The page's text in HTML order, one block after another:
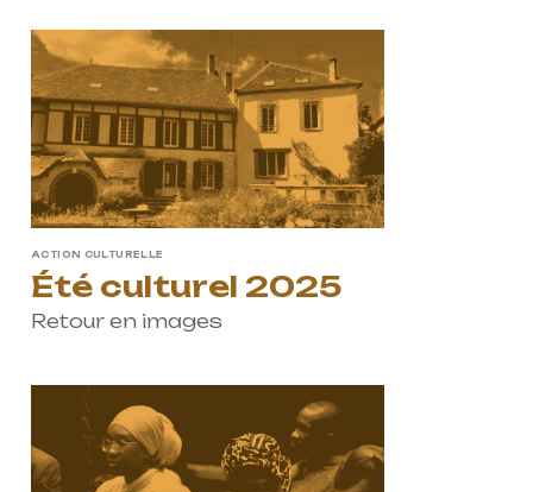
ACTION CULTURELLE
Été culturel 2025
Retour en images
CONTACT
INSCRIPTION INFOLETTRES
PETITES ANNONCES